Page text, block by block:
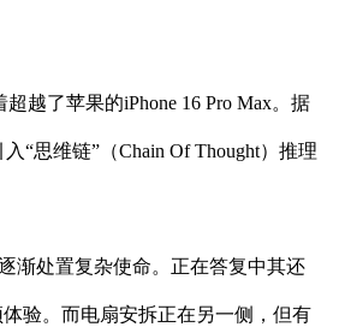
越了苹果的iPhone 16 Pro Max。据
“思维链”（Chain Of Thought）推理
渐处置复杂使命。正在答复中其还
验。而电扇安拆正在另一侧，但有